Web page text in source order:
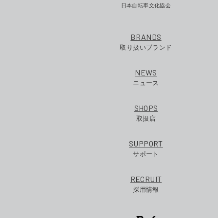
日本自転車文化協会
BRANDS
取り扱いブランド
NEWS
ニュース
SHOPS
取扱店
SUPPORT
サポート
RECRUIT
採用情報